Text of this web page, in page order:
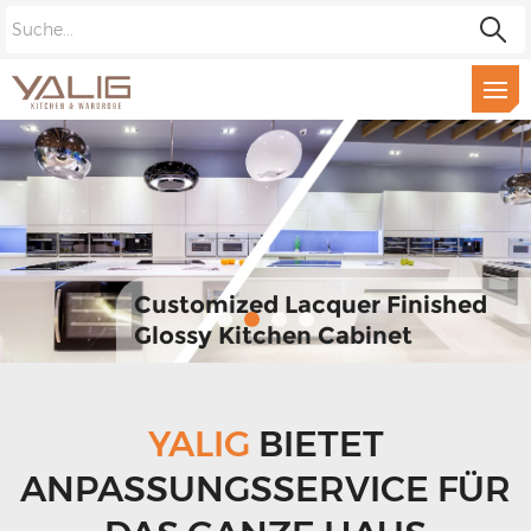
of cabinet in
Customized Lacquer Finished
Glossy Kitchen CabinetModern
YALIG BIETET
ANPASSUNGSSERVICE FÜR